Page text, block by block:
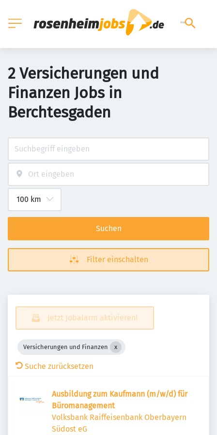
2 Versicherungen und
Finanzen Jobs in
Berchtesgaden
Suchen
Filter einschalten
Jetzt Jobalarm aktivieren!
Versicherungen und Finanzen
Suche zurücksetzen
Ausbildung zum Kaufmann (m/w/d) für
Büromanagement
Volksbank Raiffeisenbank Oberbayern
Südost eG